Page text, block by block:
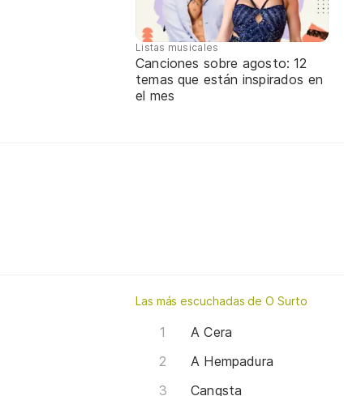
Listas musicales
Canciones sobre agosto: 12
temas que están inspirados en
el mes
Las más escuchadas de O Surto
A Cera
A Hempadura
Cangsta